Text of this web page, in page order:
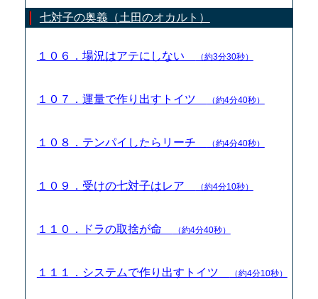
七対子の奥義（土田のオカルト）
１０６．場況はアテにしない （約3分30秒）
１０７．運量で作り出すトイツ （約4分40秒）
１０８．テンパイしたらリーチ （約4分40秒）
１０９．受けの七対子はレア （約4分10秒）
１１０．ドラの取捨が命 （約4分40秒）
１１１．システムで作り出すトイツ （約4分10秒）